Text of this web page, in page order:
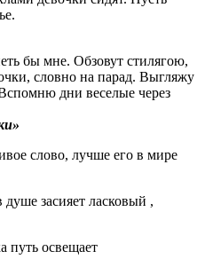
бы мне. Обзовут стилягою,
словно на парад. Выгляжу
дни веселые через
слово, лучше его в мире
засияет ласковый ,
путь освещает